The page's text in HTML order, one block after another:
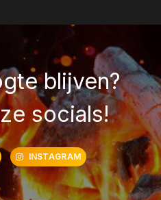
blijven?
socials!
INSTAGRAM